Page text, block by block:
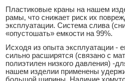
Пластиковые краны на нашем
рамы, что снижает риск их
эксплуатации. Система слива
«опустошать» емкости на 99%.
Исходя из опыта эксплуатации -
сильно расширятся (связано с
полиэтилен низкого давления) -
нашем изделии применены
большой ширины. Наличие